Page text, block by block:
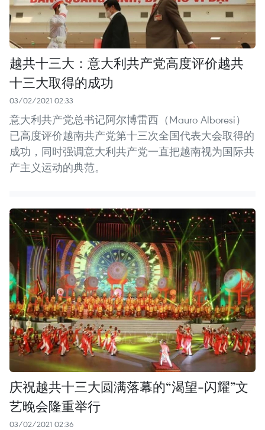
越共十三大：意大利共产党高度评价越共
十三大取得的成功
03/02/2021 02:33
意大利共产党总书记阿尔博雷西（Mauro Alboresi）
已高度评价越南共产党第十三次全国代表大会取得的
成功，同时强调意大利共产党一直把越南视为国际共
产主义运动的典范。
庆祝越共十三大圆满落幕的“渴望-闪耀”文
艺晚会隆重举行
03/02/2021 02:36